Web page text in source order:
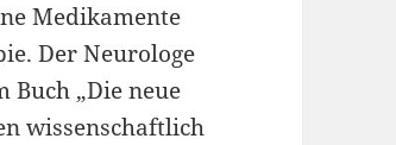
Medikamente
Der Neurologe
Buch „Die neue
wissenschaftlich